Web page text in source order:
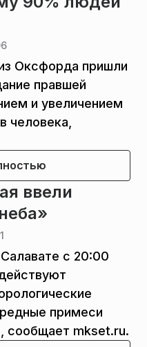
Оксфорда пришли
правшей
и увеличением
человека,
ввели
с 20:00
примеси
сообщает mkset.ru.